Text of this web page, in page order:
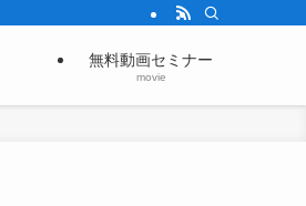
無料動画セミナー
movie